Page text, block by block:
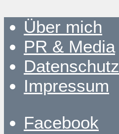
Über mich
PR & Media
Datenschutz
Impressum
Facebook